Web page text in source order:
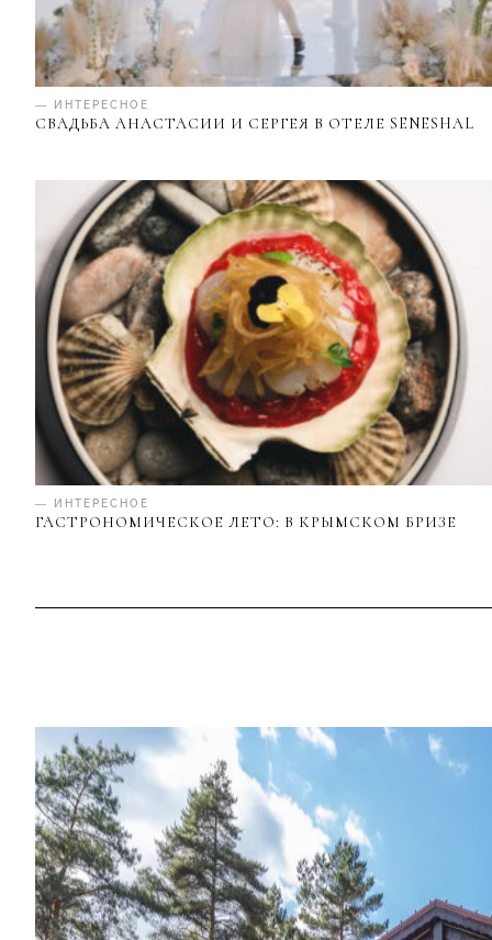
— ИНТЕРЕСНОЕ
СВАДЬБА АНАСТАСИИ И СЕРГЕЯ В ОТЕЛЕ SENESHAL
— ИНТЕРЕСНОЕ
ГАСТРОНОМИЧЕСКОЕ ЛЕТО: В КРЫМСКОМ БРИЗЕ